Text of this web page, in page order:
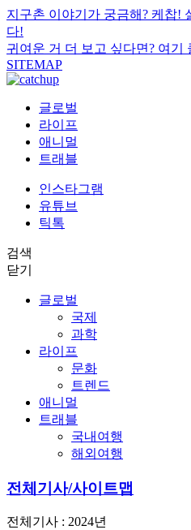
지구촌 이야기가 궁금해? 케찹!
다!
귀여운 거 더 보고 싶다면? 여기
SITEMAP
글로벌
라이프
애니멀
트래블
인스타그램
유튜브
틱톡
검색
닫기
글로벌
국제
과학
라이프
문화
트렌드
애니멀
트래블
국내여행
해외여행
전체기사/사이트맵
전체기사 : 2024년